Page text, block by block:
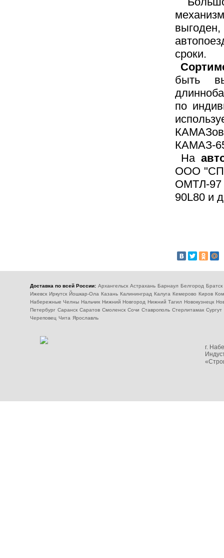
выгоден,
сроки.
быть
по
КАМАЗ-
На
ООО
ОМТЛ-
90L80 и
Доставка по всей России: Архангельск Астрахань Барнаул Белгород Братск
Ижевск Иркутск Йошкар-Ола Казань Калининград Калуга Кемерово Киров
Набережные Челны Нальчик Нижний Новгород Нижний Тагил Новокузнецк
Петербург Саранск Саратов Смоленск Сочи Ставрополь Стерлитамак Сургут
Череповец Чита Ярославль
г.